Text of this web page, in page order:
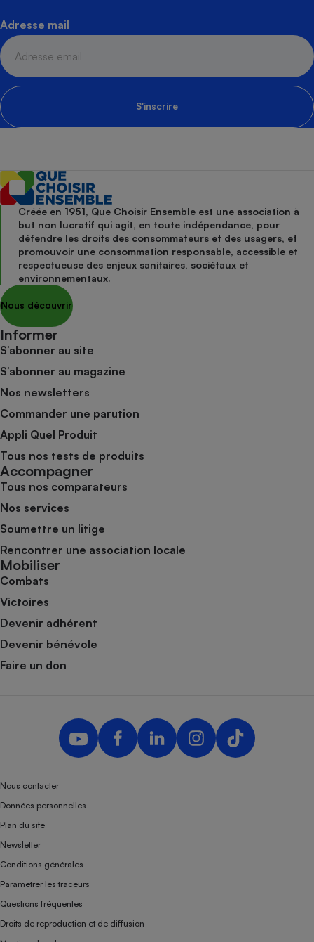
Adresse mail
S'inscrire
Créée en 1951, Que Choisir Ensemble est une association à
but non lucratif qui agit, en toute indépendance, pour
défendre les droits des consommateurs et des usagers, et
promouvoir une consommation responsable, accessible et
respectueuse des enjeux sanitaires, sociétaux et
environnementaux.
Nous découvrir
Informer
S’abonner au site
S’abonner au magazine
Nos newsletters
Commander une parution
Appli Quel Produit
Tous nos tests de produits
Accompagner
Tous nos comparateurs
Nos services
Soumettre un litige
Rencontrer une association locale
Mobiliser
Combats
Victoires
Devenir adhérent
Devenir bénévole
Faire un don
Nous contacter
Données personnelles
Plan du site
Newsletter
Conditions générales
Paramétrer les traceurs
Questions fréquentes
Droits de reproduction et de diffusion